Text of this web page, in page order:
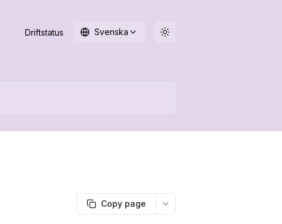
Driftstatus Svenska
Copy page
More options